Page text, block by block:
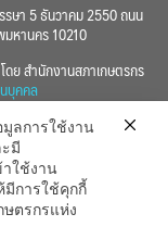
รษา 5 ธันวาคม 2550 ถนน
หานคร 10210
สำนักงานสภาเกษตรกร
บุคคล
ลการใช้งาน
มี
ใช้งาน
การใช้คุกกี้
ตรกรแห่ง